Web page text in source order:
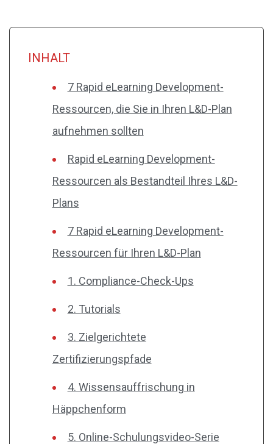
INHALT
7 Rapid eLearning Development-
Ressourcen, die Sie in Ihren L&D-Plan
aufnehmen sollten
Rapid eLearning Development-
Ressourcen als Bestandteil Ihres L&D-
Plans
7 Rapid eLearning Development-
Ressourcen für Ihren L&D-Plan
1. Compliance-Check-Ups
2. Tutorials
3. Zielgerichtete
Zertifizierungspfade
4. Wissensauffrischung in
Häppchenform
5. Online-Schulungsvideo-Serie